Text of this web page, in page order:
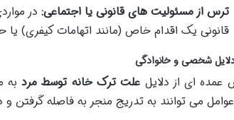
ترس از مسئولیت های قانونی یا اجتماعی: در
قانونی یک اقدام خاص (مانند اتهامات کیفری)
ای از دلایل علت ترک خانه توسط مردبه
می توانند به تدریج منجر به فاصله گرفتن